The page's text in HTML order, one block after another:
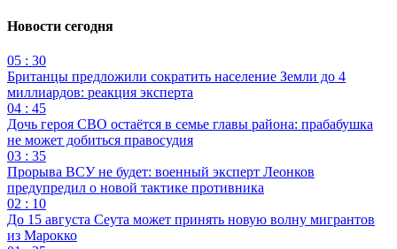
Новости сегодня
05 : 30
Британцы предложили сократить население Земли до 4
миллиардов: реакция эксперта
04 : 45
Дочь героя СВО остаётся в семье главы района: прабабушка
не может добиться правосудия
03 : 35
Прорыва ВСУ не будет: военный эксперт Леонков
предупредил о новой тактике противника
02 : 10
До 15 августа Сеута может принять новую волну мигрантов
из Марокко